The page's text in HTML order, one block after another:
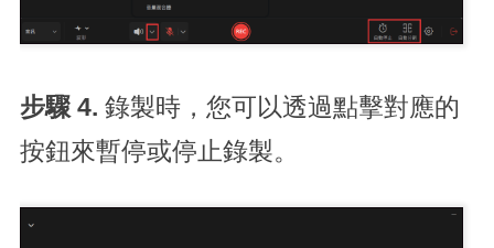
步驟 4. 錄製時，您可以透過點擊對應的
按鈕來暫停或停止錄製。